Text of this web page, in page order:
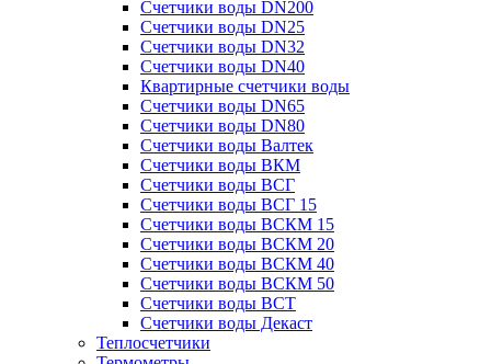
Счетчики воды DN200
Счетчики воды DN25
Счетчики воды DN32
Счетчики воды DN40
Квартирные счетчики воды
Счетчики воды DN65
Счетчики воды DN80
Счетчики воды Валтек
Счетчики воды ВКМ
Счетчики воды ВСГ
Счетчики воды ВСГ 15
Счетчики воды ВСКМ 15
Счетчики воды ВСКМ 20
Счетчики воды ВСКМ 40
Счетчики воды ВСКМ 50
Счетчики воды ВСТ
Счетчики воды Декаст
Теплосчетчики